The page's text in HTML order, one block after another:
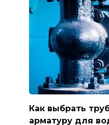
Как выбрать
арматуру для